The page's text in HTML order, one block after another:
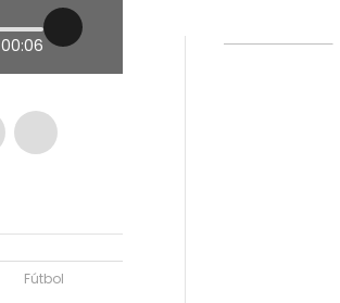
00:06
Fútbol